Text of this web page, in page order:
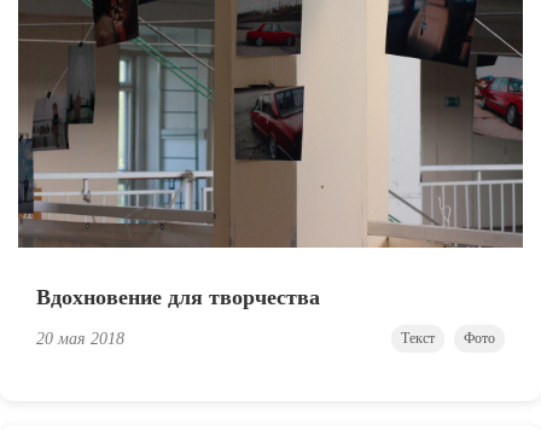
Вдохновение для творчества
20 мая 2018 Текст Фото